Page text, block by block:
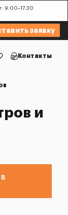
9:00–17:30
заявку
Контакты
и